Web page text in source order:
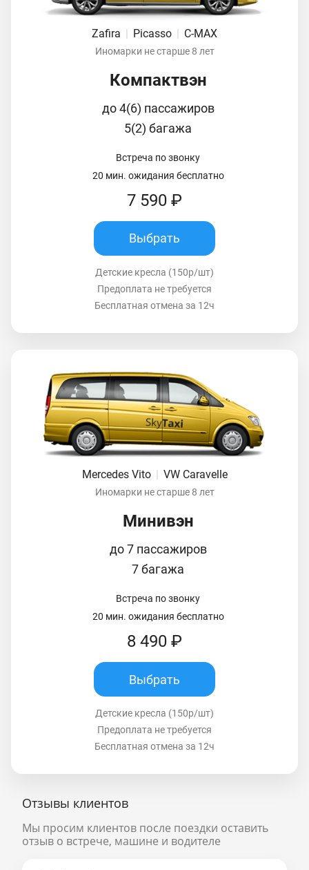
Zafira | Picasso | C-MAX
Иномарки не старше 8 лет
Компактвэн
до 4(6) пассажиров
5(2) багажа
Встреча по звонку
20 мин. ожидания бесплатно
7 590 ₽
Выбрать
Детские кресла (150р/шт)
Предоплата не требуется
Бесплатная отмена за 12ч
Mercedes Vito VW Caravelle
Иномарки не старше 8 лет
Минивэн
до 7 пассажиров
7 багажа
Встреча по звонку
20 мин. ожидания бесплатно
8 490 ₽
Выбрать
Детские кресла (150р/шт)
Предоплата не требуется
Бесплатная отмена за 12ч
Отзывы клиентов
Мы просим клиентов после поездки оставить
отзыв о встрече, машине и водителе